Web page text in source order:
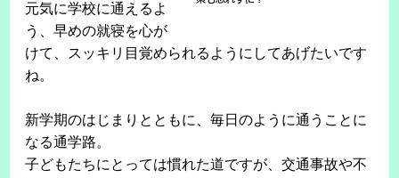
元気に学校に通えるよ
う、早めの就寝を心が
けて、スッキリ目覚められるようにしてあげたいです
ね。
新学期のはじまりとともに、毎日のように通うことに
なる通学路。
子どもたちにとっては慣れた道ですが、交通事故や不